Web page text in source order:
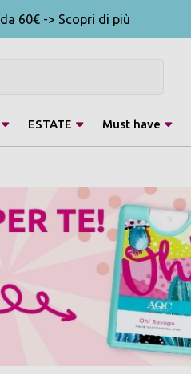
da 60€ -> Scopri di più
ESTATE Must have